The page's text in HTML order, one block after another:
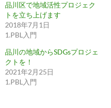
品川区で地域活性プロジェク
トを立ち上げます
2018年7月1日
1.PBL入門
品川の地域からSDGsプロジェ
クトを！
2021年2月25日
1.PBL入門